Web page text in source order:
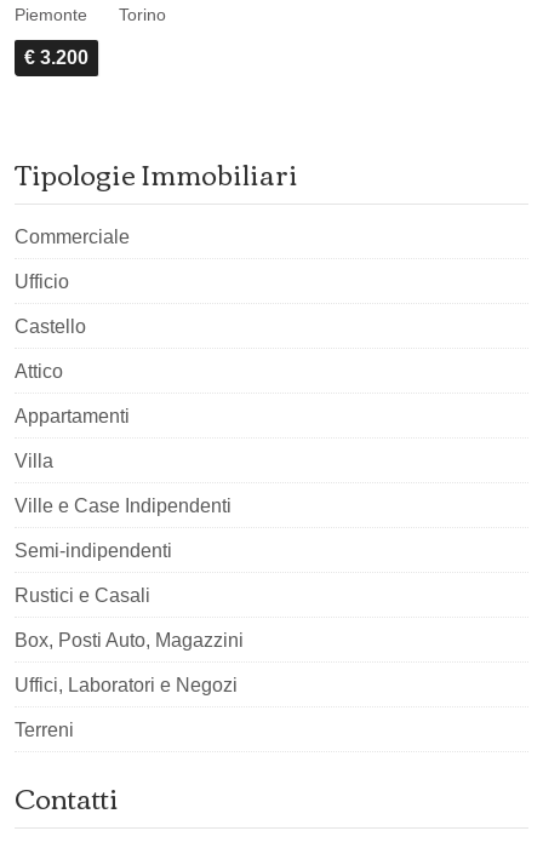
Piemonte Torino
€ 3.200
Tipologie Immobiliari
Commerciale
Ufficio
Castello
Attico
Appartamenti
Villa
Ville e Case Indipendenti
Semi-indipendenti
Rustici e Casali
Box, Posti Auto, Magazzini
Uffici, Laboratori e Negozi
Terreni
Contatti